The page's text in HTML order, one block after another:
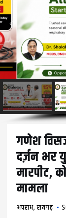
गणेश
दर्ज़न भर
मारपीट,
मामला
अपराध,रायगढ़